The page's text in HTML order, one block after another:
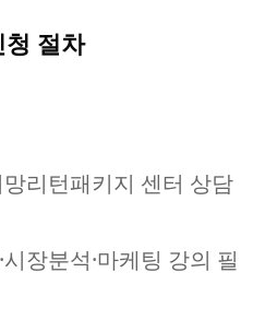
청 절차
리턴패키지 센터 상담
시장분석·마케팅 강의 필